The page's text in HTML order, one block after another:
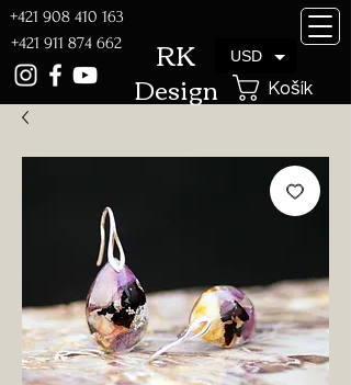
Design
RK
+421 908 410 163
Košík
+421 911 874 662
USD